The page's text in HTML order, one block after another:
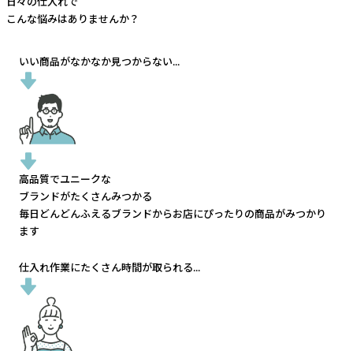
こんな悩みはありませんか？
いい商品がなかなか見つからない...
高品質でユニークな
ブランドがたくさんみつかる
毎日どんどんふえるブランドからお店にぴったりの商品がみつかり
ます
仕入れ作業にたくさん時間が取られる...